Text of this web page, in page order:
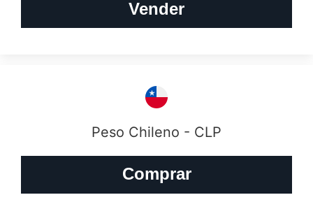
Vender
Peso Chileno - CLP
Comprar